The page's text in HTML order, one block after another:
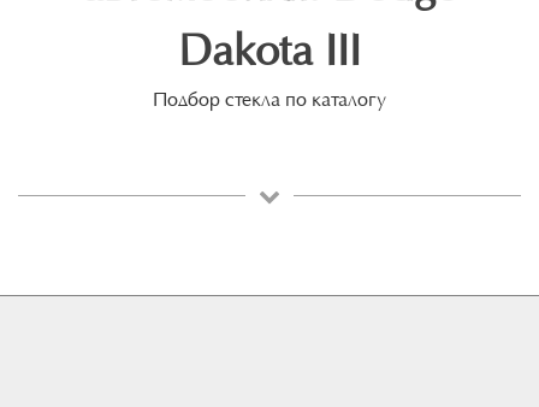
Dakota III
Подбор стекла по каталогу